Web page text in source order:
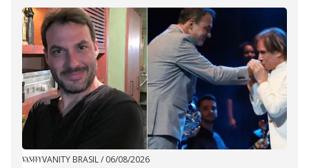
VANITY BRASIL/ 06/08/2026